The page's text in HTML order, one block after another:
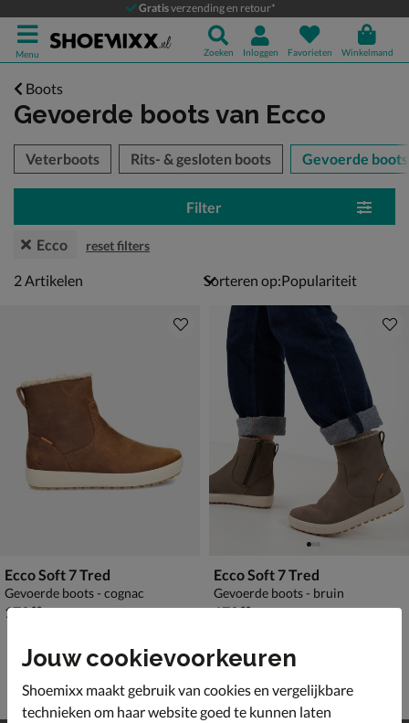
Gratisverzending en retour*
Menu Zoeken Inloggen Favorieten Winkelmand
Boots
Gevoerde boots van Ecco
over
Veterboots Rits- & gesloten boots Gevoerde boots
Filter
Ecco reset filters
2 artikelen
2Artikelen Sorteren op:
Ecco Soft 7 Tred
Gevoerde boots - cognac
€ 179,99
179,99
Ecco Soft 7 Tred
Gevoerde boots - bruin
€ 179,99
179,99
Jouw cookievoorkeuren
Shoemixx maakt gebruik van cookies en vergelijkbare
technieken om haar website goed te kunnen laten